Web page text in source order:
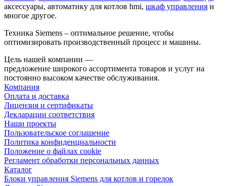
аксессуары, автоматику для котлов hmi, шкаф управления и
многое другое.
Техника Siemens – оптимальное решение, чтобы
оптимизировать производственный процесс и машины.
Цель нашей компании —
предложение широкого ассортимента товаров и услуг на
постоянно высоком качестве обслуживания.
Компания
Оплата и доставка
Лицензия и сертификаты
Декларации соответствия
Наши проекты
Пользовательское соглашение
Политика конфиденциальности
Положение о файлах cookie
Регламент обработки персональных данных
Каталог
Блоки управления Siemens для котлов и горелок